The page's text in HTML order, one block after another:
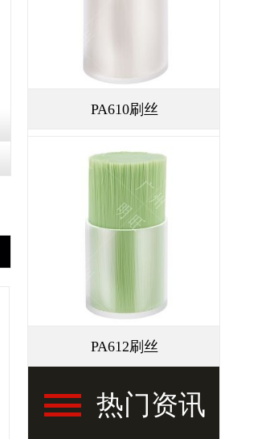
PA610刷丝
PA612刷丝
热门资讯